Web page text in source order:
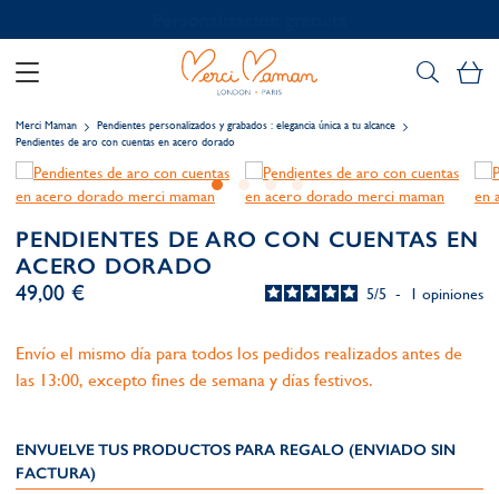
Merci Maman
Pendientes personalizados y grabados : elegancia única a tu alcance
Pendientes de aro con cuentas en acero dorado
PENDIENTES DE ARO CON CUENTAS EN
ACERO DORADO
5/5 - 1 opiniones
49,00 €
Envío el mismo día para todos los pedidos realizados antes de
las 13:00, excepto fines de semana y días festivos.
ENVUELVE TUS PRODUCTOS PARA REGALO (ENVIADO SIN
FACTURA)